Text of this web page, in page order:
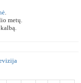
.
metų.